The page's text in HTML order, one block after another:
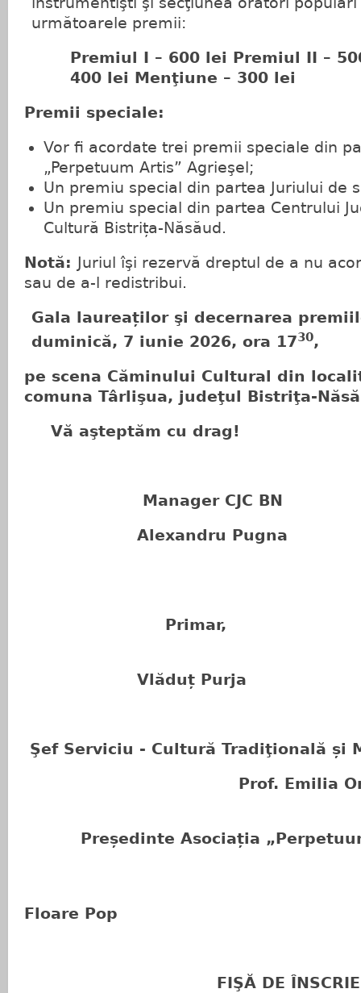
următoarele premii:
Premiul I – 600 lei Premiul II –
400 lei Menţiune – 300 lei
Premii speciale:
Vor fi acordate trei premii speciale din
„Perpetuum Artis” Agrieşel;
Un premiu special din partea Juriului de
Un premiu special din partea Centrului
Cultură Bistrița-Năsăud.
Notă:
Juriul îşi rezervă dreptul de a nu
sau de a-l redistribui.
Gala laureaților şi decernarea
duminică, 7 iunie 2026, ora 1730,
pe scena Căminului Cultural din
comuna Târlişua, judeţul Bistriţa-
Vă aşteptăm cu drag!
Manager CJC BN
Alexandru Pugna
Primar,
Vlăduț Purja
Şef Serviciu - Cultură Tradiţională și
Prof. Emilia
Președinte Asociația
Floare Pop
FIŞĂ DE